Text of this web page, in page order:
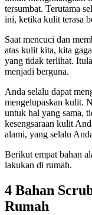
tersumbat. Terutama
ini, ketika kulit terasa
Saat mencuci dan
atas kulit kita, kita
yang tidak terlihat.
menjadi berguna.
Anda selalu dapat
mengelupaskan kulit.
untuk hal yang sama,
kesengsaraan kulit
alami, yang selalu
Berikut empat bahan
lakukan di rumah.
4 Bahan
Rumah